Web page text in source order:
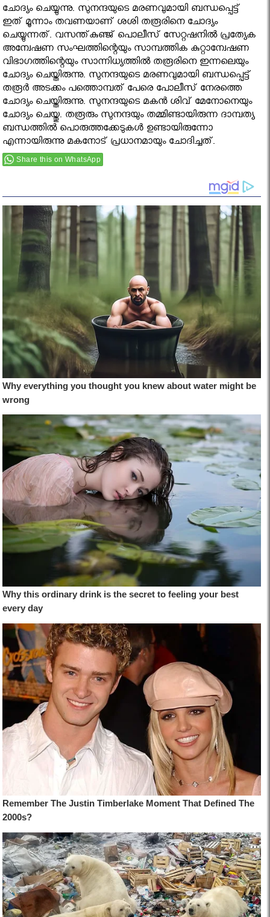
ചോദ്യം ചെയ്യുന്നു. സുനന്ദയുടെ മരണവുമായി ബന്ധപ്പെട്ട്
ഇത് മൂന്നാം തവണയാണ് ശശി തരൂരിനെ ചോദ്യം
ചെയ്യുന്നത്. വസന്ത്കുഞ്ജ് പൊലീസ് സേറ്റഷനില്‍ പ്രത്യേക
അന്വേഷണ സംഘത്തിന്റെയും സാമ്പത്തിക കുറ്റാന്വേഷണ
വിഭാഗത്തിന്റെയും സാന്നിധ്യത്തില്‍ തരൂരിനെ ഇന്നലെയും
ചോദ്യം ചെയ്തിരുന്നു. സുനന്ദയുടെ മരണവുമായി ബന്ധപ്പെട്ട്
തരൂര്‍ അടക്കം പത്തൊമ്പത് പേരെ പോലീസ് നേരത്തെ
ചോദ്യം ചെയ്തിരുന്നു. സുനന്ദയുടെ മകന്‍ ശിവ് മേനോനെയും
ചോദ്യം ചെയ്തു. തരൂരും സുനന്ദയും തമ്മിണ്ടായിരുന്ന ദാമ്പത്യ
ബന്ധത്തില്‍ പൊരുത്തക്കേടുകള്‍ ഉണ്ടായിരുന്നോ
എന്നായിരുന്നു മകനോട് പ്രധാനമായും ചോദിച്ചത്.
Share this on WhatsApp